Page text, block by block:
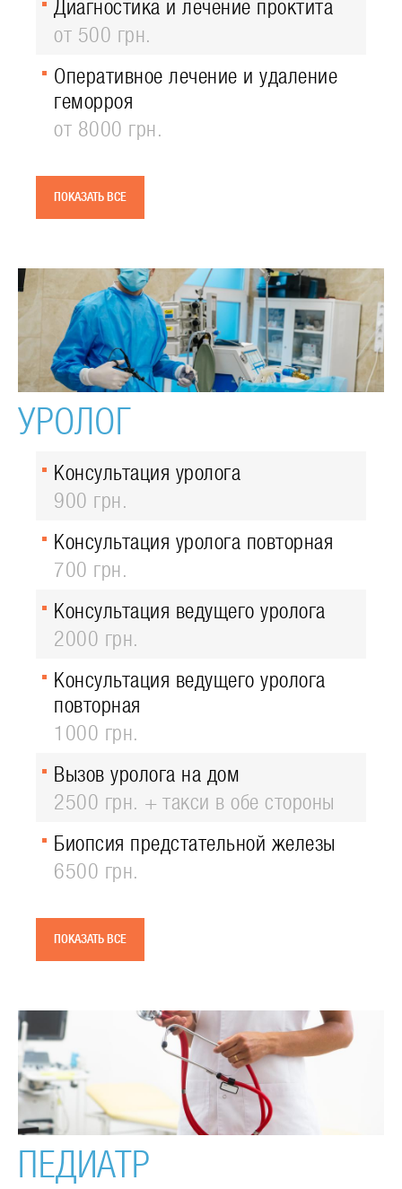
Диагностика и лечение проктита
от 500 грн.
Оперативное лечение и удаление
геморроя
от 8000 грн.
ПОКАЗАТЬ ВСЕ
УРОЛОГ
Консультация уролога
900 грн.
Консультация уролога повторная
700 грн.
Консультация ведущего уролога
2000 грн.
Консультация ведущего уролога
повторная
1000 грн.
Вызов уролога на дом
2500 грн. + такси в обе стороны
Биопсия предстательной железы
6500 грн.
ПОКАЗАТЬ ВСЕ
ПЕДИАТР